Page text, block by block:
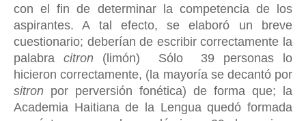
con el fin de determinar la competencia de los
aspirantes. A tal efecto, se elaboró un breve
cuestionario; deberían de escribir correctamente la
palabracitron (limón) Sólo 39 personas lo
hicieron correctamente, (la mayoría se decantó por
sitron por perversión fonética) de forma que; la
Academia Haitiana de la Lengua quedó formada